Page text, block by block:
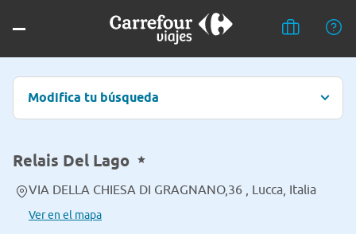
Modifica tu búsqueda
Relais Del Lago
VIA DELLA CHIESA DI GRAGNANO,36 , Lucca, Italia
Ver en el mapa